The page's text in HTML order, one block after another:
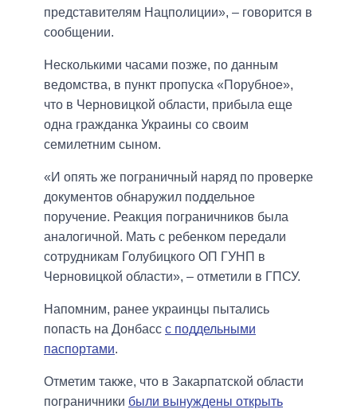
представителям Нацполиции», – говорится в
сообщении.
Несколькими часами позже, по данным
ведомства, в пункт пропуска «Порубное»,
что в Черновицкой области, прибыла еще
одна гражданка Украины со своим
семилетним сыном.
«И опять же пограничный наряд по проверке
документов обнаружил поддельное
поручение. Реакция пограничников была
аналогичной. Мать с ребенком передали
сотрудникам Голубицкого ОП ГУНП в
Черновицкой области», – отметили в ГПСУ.
Напомним, ранее украинцы пытались
попасть на Донбасс с поддельными
паспортами.
Отметим также, что в Закарпатской области
пограничники были вынуждены открыть